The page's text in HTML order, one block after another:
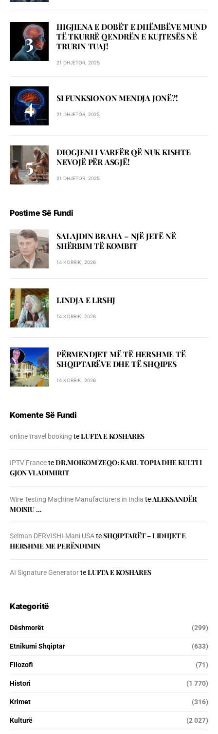
HIGJIENA E DOBËT E DHËMBËVE MUND
TË TKURRË QENDRËN E KUJTESËS NË
TRURIN TUAJ!
21 DHJETOR, 2025
SI FUNKSIONON MENDJA JONË?!
21 DHJETOR, 2025
DIOGJENI I VARFËR QË NUK KISHTE
NEVOJË PËR ASGJË!
21 DHJETOR, 2025
Postime Së Fundi
SALAJDIN BRAHA – NJЁ JETЁ NЁ
SHЁRBIM TЁ KOMBIT
14 KORRIK, 2026
LINDJA E LRSHJ
14 KORRIK, 2026
PËRMENDJET MË TË HERSHME TË
SHQIPTARËVE DHE TË SHQIPES
14 KORRIK, 2026
Komente Së Fundi
online travel booking teLUFTA E KOSHARES
IPTV FranceteDR.MOIKOM ZEQO: KARL TOPIA DHE KULTI I
GJON VLADIMIRIT
Wire Testing Machine Manufacturers in India teALEKSANDËR
MOISIU …
Selman DERVISHI-Mani USAteSHQIPTARËT – LIDHJET E
HERSHME ME PERËNDIMIN
AI Signature GeneratorteLUFTA E KOSHARES
Kategoritë
Dëshmorët (299)
Etnikumi Shqiptar (633)
Filozofi (71)
Histori (1 770)
Krimet (316)
Kulturë (2 027)